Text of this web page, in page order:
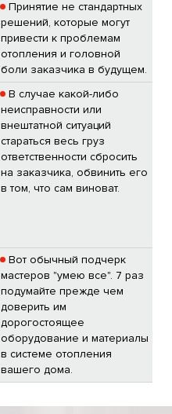
Принятие не стандартных
решений, которые могут
привести к проблемам
отопления и головной
боли заказчика в будущем.
В случае какой-либо
неисправности или
внештатной ситуаций
стараться весь груз
ответственности сбросить
на заказчика, обвинить его
в том, что сам виноват.
Вот обычный подчерк
мастеров "умею все". 7 раз
подумайте прежде чем
доверить им
дорогостоящее
оборудование и материалы
в системе отопления
вашего дома.